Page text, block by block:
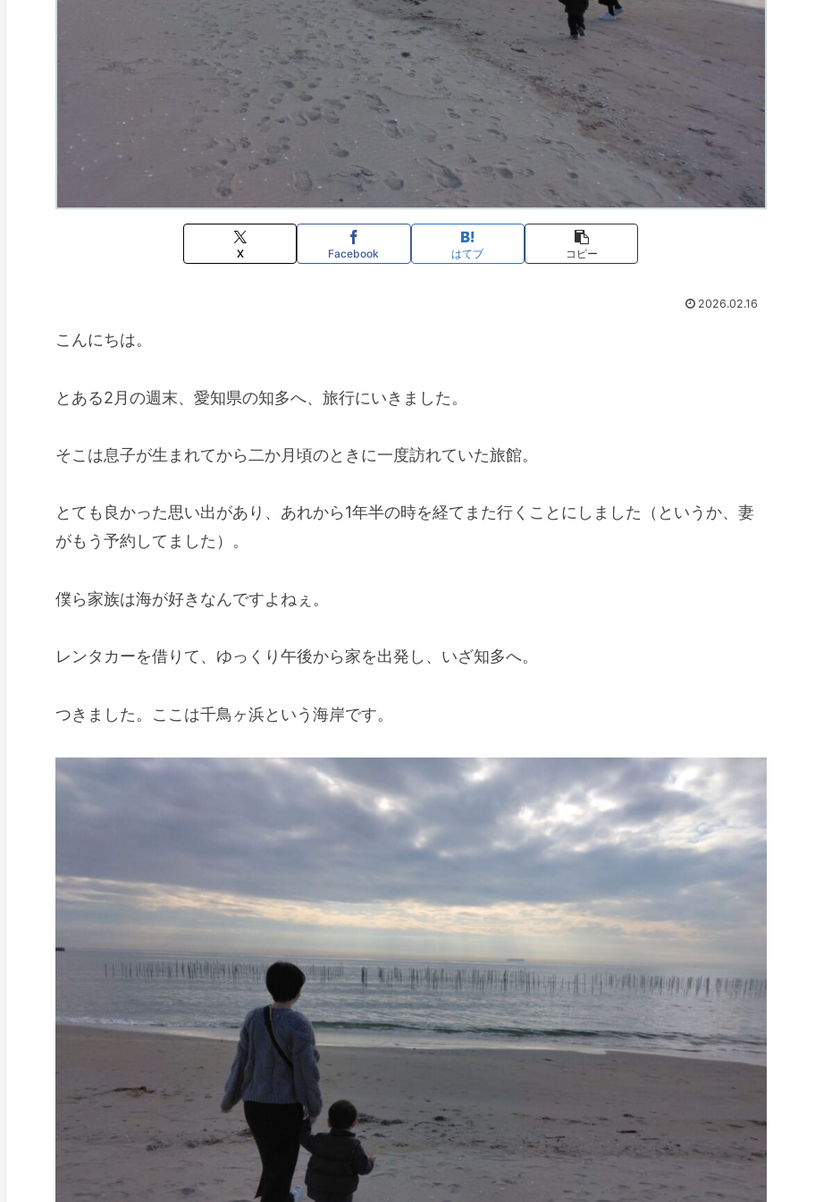
X Facebook はてブ コピー
2026.02.16
こんにちは。
とある2月の週末、愛知県の知多へ、旅行にいきました。
そこは息子が生まれてから二か月頃のときに一度訪れていた旅館。
とても良かった思い出があり、あれから1年半の時を経てまた行くことにしました（というか、妻
がもう予約してました）。
僕ら家族は海が好きなんですよねぇ。
レンタカーを借りて、ゆっくり午後から家を出発し、いざ知多へ。
つきました。ここは千鳥ヶ浜という海岸です。